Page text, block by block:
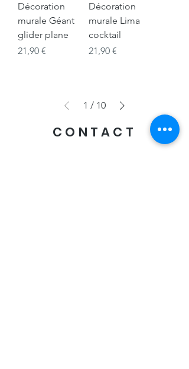
Décoration
murale Géant
glider plane
Prix
21,90 €
Décoration
murale Lima
cocktail
Prix
21,90 €
1 / 10
CONTACT